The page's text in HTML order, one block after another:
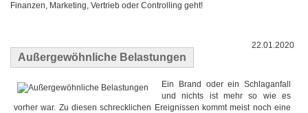
Finanzen, Marketing, Vertrieb oder Controlling geht!
Außergewöhnliche Belastungen
22.01.2020
Ein Brand oder ein Schlaganfall
und nichts ist mehr so wie es
vorher war. Zu diesen schrecklichen Ereignissen kommt meist noch eine